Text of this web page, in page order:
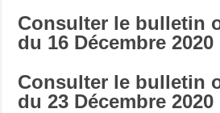
Consulter le bulletin
du 16 Décembre2020
Consulter le bulletin
du 23 Décembre2020